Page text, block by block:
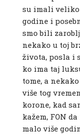
su imali veliko
godine i
smo bili
nekako u toj
života, posla i
ko ima taj
tome, a
više tog
korone, kad
kažem, FON
malo više